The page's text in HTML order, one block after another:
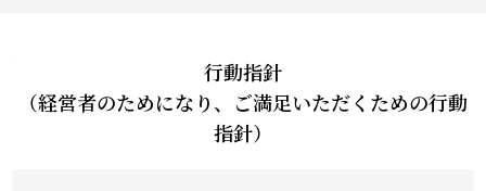
行動指針
（経営者のためになり、ご満足いただくための行動
指針）